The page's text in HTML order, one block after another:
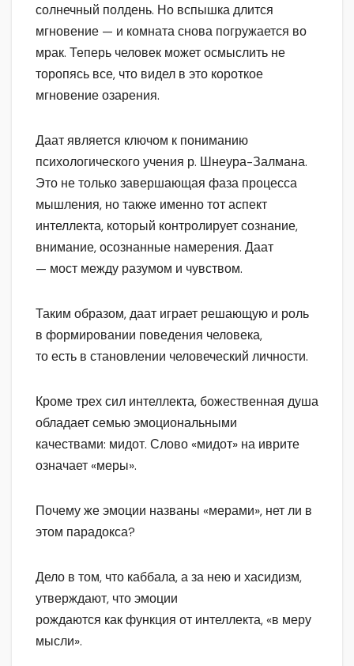
солнечный полдень. Но вспышка длится
мгновение — и комната снова погружается во
мрак. Теперь человек может осмыслить не
торопясь все, что видел в это короткое
мгновение озарения.
Даат является ключом к пониманию
психологического учения р. Шнеура-Залмана.
Это не только завершающая фаза процесса
мышления, но также именно тот аспект
интеллекта, который контролирует сознание,
внимание, осознанные намерения. Даат
— мост между разумом и чувством.
Таким образом, даат играет решающую и роль
в формировании поведения человека,
то есть в становлении человеческий личности.
Кроме трех сил интеллекта, божественная душа
обладает семью эмоциональными
качествами: мидот. Слово «мидот» на иврите
означает «меры».
Почему же эмоции названы «мерами», нет ли в
этом парадокса?
Дело в том, что каббала, а за нею и хасидизм,
утверждают, что эмоции
рождаются как функция от интеллекта, «в меру
мысли».